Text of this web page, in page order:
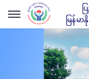
မြန်မ